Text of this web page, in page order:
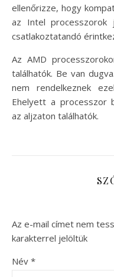
ellenőrizze, hogy
az Intel processzorok
csatlakoztatandó
Az AMD
találhatók. Be van
nem rendelkeznek
Ehelyett a processzor
az aljzaton találhatók.
Az e-mail címet nem
karakterrel jelöltük
Név *